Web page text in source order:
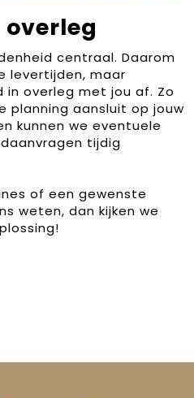
centraal. Daarom
levertijden, maar
overleg met jou af. Zo
planning aansluit op jouw
kunnen we eventuele
tijdig
of een gewenste
weten, dan kijken we